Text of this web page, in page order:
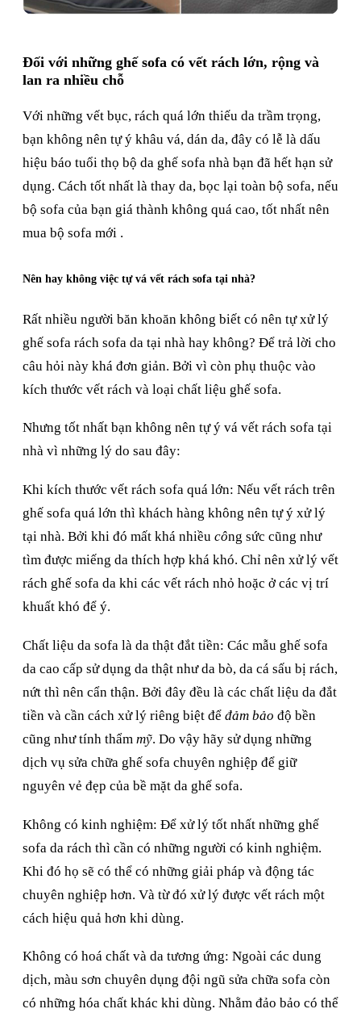
Đối với những ghế sofa có vết rách lớn, rộng và
lan ra nhiều chỗ
Với những vết bục, rách quá lớn thiếu da trầm trọng,
bạn không nên tự ý khâu vá, dán da, đây có lễ là dấu
hiệu báo tuổi thọ bộ da ghế sofa nhà bạn đã hết hạn sử
dụng. Cách tốt nhất là thay da, bọc lại toàn bộ sofa, nếu
bộ sofa của bạn giá thành không quá cao, tốt nhất nên
mua bộ sofa mới .
Nên hay không việc tự vá vết rách sofa tại nhà?
Rất nhiều người băn khoăn không biết có nên tự xử lý
ghế sofa rách sofa da tại nhà hay không? Để trả lời cho
câu hỏi này khá đơn giản. Bởi vì còn phụ thuộc vào
kích thước vết rách và loại chất liệu ghế sofa.
Nhưng tốt nhất bạn không nên tự ý vá vết rách sofa tại
nhà vì những lý do sau đây:
Khi kích thước vết rách sofa quá lớn: Nếu vết rách trên
ghế sofa quá lớn thì khách hàng không nên tự ý xử lý
tại nhà. Bởi khi đó mất khá nhiều công sức cũng như
tìm được miếng da thích hợp khá khó. Chỉ nên xử lý vết
rách ghế sofa da khi các vết rách nhỏ hoặc ở các vị trí
khuất khó để ý.
Chất liệu da sofa là da thật đắt tiền: Các mẫu ghế sofa
da cao cấp sử dụng da thật như da bò, da cá sấu bị rách,
nứt thì nên cẩn thận. Bởi đây đều là các chất liệu da đắt
tiền và cần cách xử lý riêng biệt để đảm bảo độ bền
cũng như tính thẩm mỹ. Do vậy hãy sử dụng những
dịch vụ sửa chữa ghế sofa chuyên nghiệp để giữ
nguyên vẻ đẹp của bề mặt da ghế sofa.
Không có kinh nghiệm: Để xử lý tốt nhất những ghế
sofa da rách thì cần có những người có kinh nghiệm.
Khi đó họ sẽ có thể có những giải pháp và động tác
chuyên nghiệp hơn. Và từ đó xử lý được vết rách một
cách hiệu quả hơn khi dùng.
Không có hoá chất và da tương ứng: Ngoài các dung
dịch, màu sơn chuyên dụng đội ngũ sửa chữa sofa còn
có những hóa chất khác khi dùng. Nhằm đảo bảo có thể